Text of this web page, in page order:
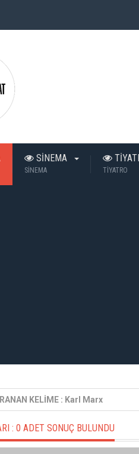
SİNEMA
SİNEMA TİYATRO
KELİME : Karl Marx
: 0 ADET SONUÇ BULUNDU